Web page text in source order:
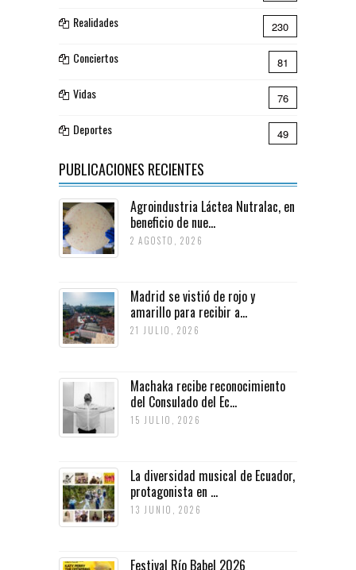
Realidades 230
Conciertos 81
Vidas 76
Deportes 49
PUBLICACIONES RECIENTES
Agroindustria Láctea Nutralac, en
beneficio de nue...
2 AGOSTO, 2026
Madrid se vistió de rojo y
amarillo para recibir a...
21 JULIO, 2026
Machaka recibe reconocimiento
del Consulado del Ec...
15 JULIO, 2026
La diversidad musical de Ecuador,
protagonista en ...
13 JUNIO, 2026
Festival Río Babel 2026